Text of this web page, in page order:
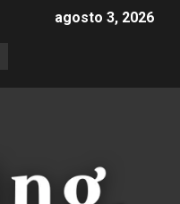
agosto 3, 2026